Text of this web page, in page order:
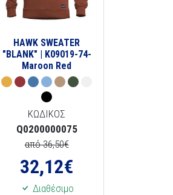
HAWK SWEATER
"BLANK" | K09019-74-
Maroon Red
ΚΩΔΙΚΟΣ
Q0200000075
από 36,50€
32,12€
Διαθέσιμο